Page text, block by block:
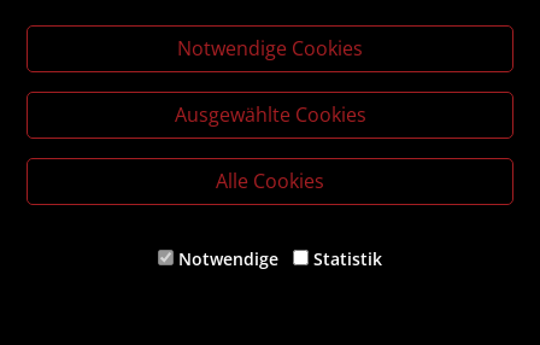
Monica Meier-Ivancan
Notwendige Cookies
Ausgewählte Cookies
Alle Cookies
Notwendige Statistik